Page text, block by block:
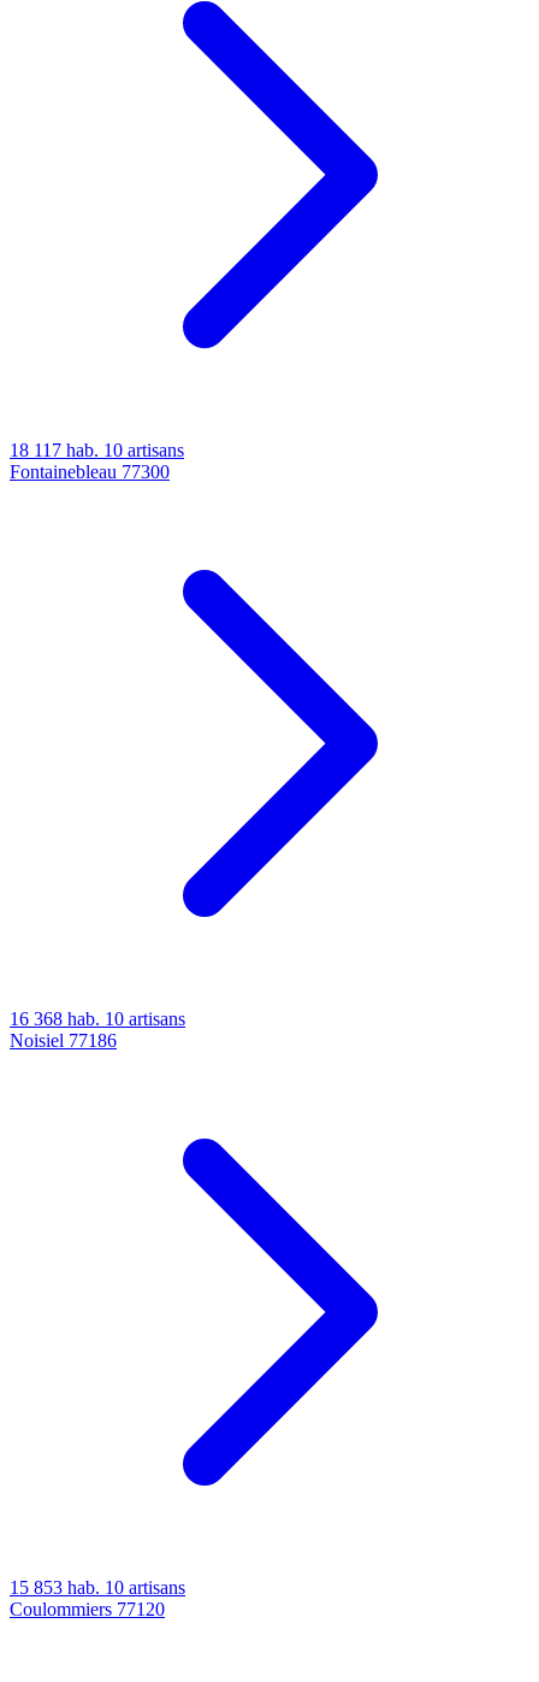
18 117 hab. 10 artisans
Fontainebleau 77300
16 368 hab. 10 artisans
Noisiel 77186
15 853 hab. 10 artisans
Coulommiers 77120